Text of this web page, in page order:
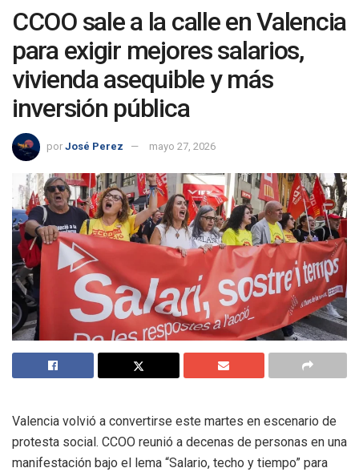
CCOO sale a la calle en Valencia
para exigir mejores salarios,
vivienda asequible y más
inversión pública
por José Perez mayo 27, 2026
Valencia volvió a convertirse este martes en escenario de
protesta social. CCOO reunió a decenas de personas en una
manifestación bajo el lema “Salario, techo y tiempo” para